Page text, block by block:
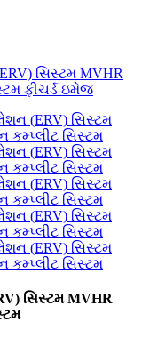
સિસ્ટમ MVHR